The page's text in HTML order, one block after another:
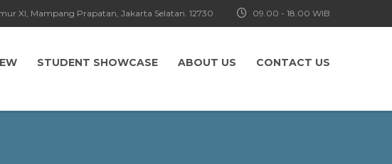
09.00 - 18.00 WIB
XI, Mampang Prapatan, Jakarta Selatan. 12730
STUDENT SHOWCASE ABOUT US CONTACT US